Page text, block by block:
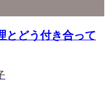
とどう付き合って